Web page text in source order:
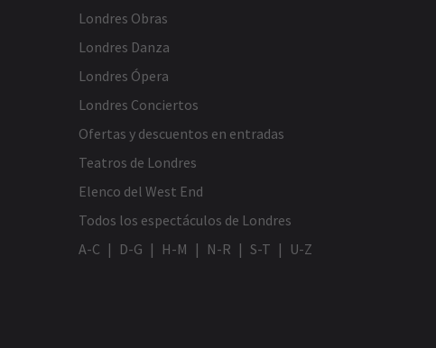
Londres Obras
Londres Danza
Londres Ópera
Londres Conciertos
Ofertas y descuentos en entradas
Teatros de Londres
Elenco del West End
Todos los espectáculos de Londres
A-C
D-G H-M N-R S-T U-Z